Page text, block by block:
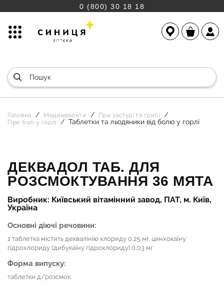
0 (800) 30 18 18
Головна Медикаменти
При застуді та грипі
При болі у горлі
Таблетки та льодяники від болю у горлі
ДЕКВАДОЛ ТАБ. ДЛЯ
РОЗСМОКТУВАННЯ 36 МЯТА
Виробник: Київський вітамінний завод, ПАТ, м. Київ,
Україна
Основні діючі речовини:
1 таблетка містить деквалінію хлориду 0,25 мг, цинхокаїну
гідрохлориду (дибукаїну гідрохлориду) 0,03 мг
Форма випуску:
таблетки д/розсмок.